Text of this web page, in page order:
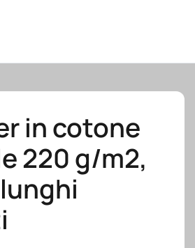
in cotone
220 g/m2,